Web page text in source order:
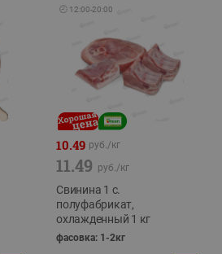
🕘 12:00-20:00
10.49 руб./кг
11.49 руб./кг
Свинина 1 с.
полуфабрикат,
охлажденный 1 кг
фасовка: 1-2кг